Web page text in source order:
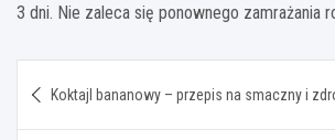
3 dni. Nie zaleca się ponownego zamrażania
wpisu
Koktajl bananowy – przepis na smaczny i